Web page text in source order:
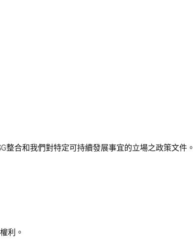
合和我們對特定可持續發展事宜的立場之政策文件。
利。